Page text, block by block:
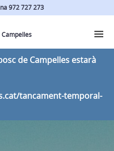
972 727 273
de Campelles estarà
tancament-temporal-